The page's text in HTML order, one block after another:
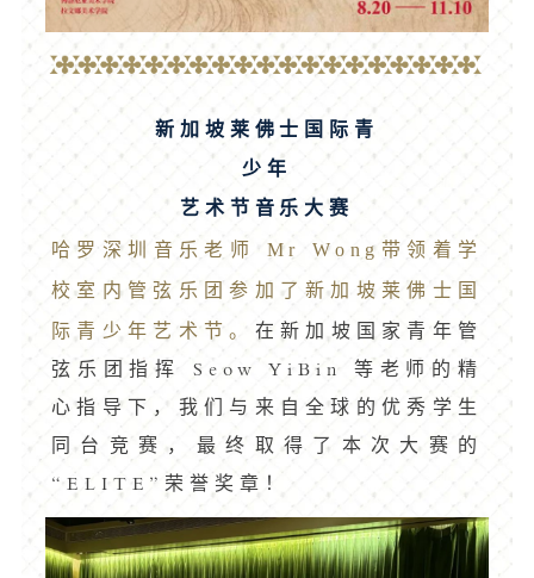
新加坡莱佛士国际青
少年
艺术节音乐大赛
哈罗深圳音乐老师 Mr Wong带领着学
校室内管弦乐团参加了新加坡莱佛士国
际青少年艺术节。 在新加坡国家青年管
弦乐团指挥 Seow YiBin 等老师的精
心指导下，我们与来自全球的优秀学生
同台竞赛，最终取得了本次大赛的
“ELITE”荣誉奖章！